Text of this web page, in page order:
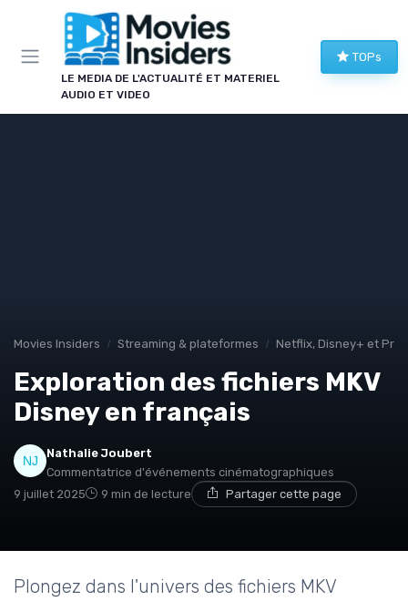
LE MEDIA DE L'ACTUALITÉ ET MATERIEL
AUDIO ET VIDEO
TOPs
Movies Insiders Streaming & plateformes Netflix, Disney+ et
Exploration des fichiers MKV
Disney en français
Nathalie Joubert
Commentatrice d'événements cinématographiques
9 juillet 2025
9 min de lecture Partager cette page
Plongez dans l'univers des fichiers MKV
Panneau de gestion des cookies